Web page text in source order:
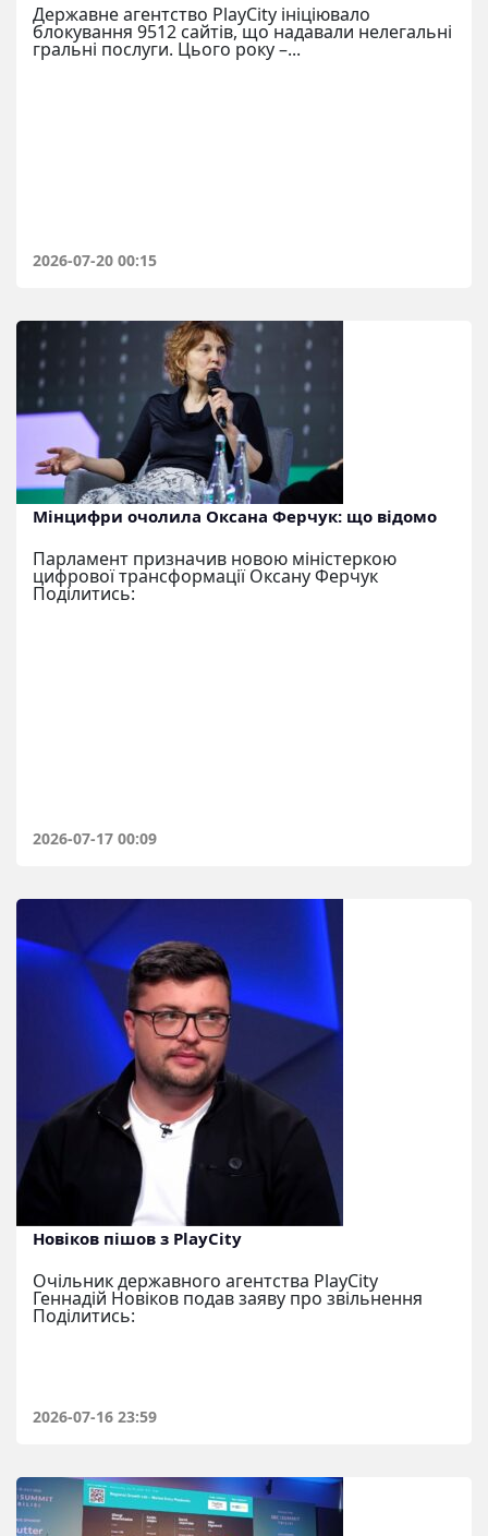
Державне агентство PlayCity ініціювало
блокування 9512 сайтів, що надавали нелегальні
гральні послуги. Цього року –...
2026-07-20 00:15
Мінцифри очолила Оксана Ферчук: що відомо
Парламент призначив новою міністеркою
цифрової трансформації Оксану Ферчук
Поділитись:
2026-07-17 00:09
Новіков пішов з PlayCity
Очільник державного агентства PlayCity
Геннадій Новіков подав заяву про звільнення
Поділитись:
2026-07-16 23:59